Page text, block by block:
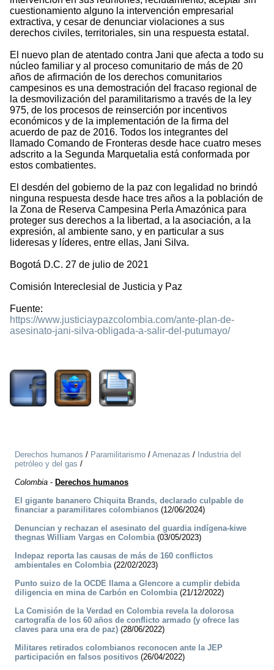
cuestionamiento alguno la intervención empresarial
extractiva, y cesar de denunciar violaciones a sus
derechos civiles, territoriales, sin una respuesta estatal.
El nuevo plan de atentado contra Jani que afecta a todo su
núcleo familiar y al proceso comunitario de más de 20
años de afirmación de los derechos comunitarios
campesinos es una demostración del fracaso regional de
la desmovilización del paramilitarismo a través de la ley
975, de los procesos de reinserción por incentivos
económicos y de la implementación de la firma del
acuerdo de paz de 2016. Todos los integrantes del
llamado Comando de Fronteras desde hace cuatro meses
adscrito a la Segunda Marquetalia está conformada por
estos combatientes.
El desdén del gobierno de la paz con legalidad no brindó
ninguna respuesta desde hace tres años a la población de
la Zona de Reserva Campesina Perla Amazónica para
proteger sus derechos a la libertad, a la asociación, a la
expresión, al ambiente sano, y en particular a sus
lideresas y líderes, entre ellas, Jani Silva.
Bogotá D.C. 27 de julio de 2021
Comisión Intereclesial de Justicia y Paz
Fuente:
https://www.justiciaypazcolombia.com/ante-plan-de-
asesinato-jani-silva-obligada-a-salir-del-putumayo/
Derechos humanos / Paramilitarismo / Amenazas / Industria del
petróleo y del gas /
Colombia - Derechos humanos
El gigante bananero Chiquita Brands, declarado culpable de
financiar a paramilitares colombianos (12/06/2024)
Denuncian y rechazan el asesinato del guardia indígena-kiwe
thegnas William Vargas en Colombia(03/05/2023)
Indepaz reporta las causas de más de 160 conflictos
ambientales en Colombia(22/02/2023)
Punto suizo de la OCDE llama a Glencore a cumplir debida
diligencia en mina de Carbón en Colombia(21/12/2022)
La Comisión de la Verdad en Colombia revela la dolorosa
cartografía de los 60 años de conflicto armado (y ofrece las
claves para una era de paz) (28/06/2022)
Militares retirados colombianos reconocen ante la JEP
participación en falsos positivos (26/04/2022)